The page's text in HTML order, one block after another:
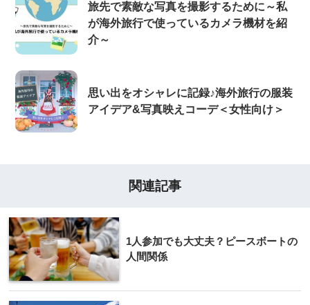
旅先で素敵な写真を撮影するために～私
が海外旅行で使っているカメラ機材を紹
介～
思い出をオシャレに記録♪海外旅行の服装
アイデア&写真映えコーデ＜女性向け＞
関連記事
1人参加でも大丈夫？ピースボートの
人間関係